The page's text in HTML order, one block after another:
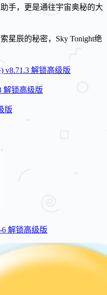
手，更是通往宇宙奥秘的大
星辰的秘密，Sky Tonight绝
解锁高级版
6 解锁高级版